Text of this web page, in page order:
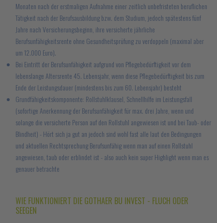
Monaten nach der erstmaligen Aufnahme einer zeitlich unbefristeten beruflichen
Tätigkeit nach der Berufsausbildung bzw. dem Studium, jedoch spätestens fünf
Jahre nach Versicherungsbeginn, ihre versicherte jährliche
Berufsunfähigkeitsrente ohne Gesundheitsprüfung zu verdoppeln (maximal aber
um 12.000 Euro).
Bei Eintritt der Berufsunfähigkeit aufgrund von Pflegebedürftigkeit vor dem
lebenslange Altersrente 45. Lebensjahr, wenn diese Pflegebedürftigkeit bis zum
Ende der Leistungsdauer (mindestens bis zum 60. Lebensjahr) besteht
Grundfähigkeitskomponente: Rollstuhlklausel, Schnellhilfe im Leistungsfall
(sofortige Anerkennung der Berufsunfähigkeit für max. drei Jahre, wenn und
solange die versicherte Person auf den Rollstuhl angewiesen ist und bei Taub- oder
Blindheit) - Hört sich ja gut an jedoch sind wohl fast alle laut den Bedingungen
und aktuellen Rechtsprechung Berufsunfähig wenn man auf einen Rollstuhl
angewiesen, taub oder erblindet ist - also auch kein super Highlight wenn man es
genauer betrachte
WIE FUNKTIONIERT DIE GOTHAER BU INVEST - FLUCH ODER
SEEGEN